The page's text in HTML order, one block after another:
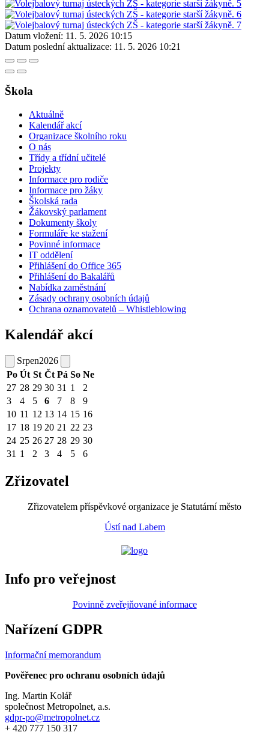
Datum vložení: 11. 5. 2026 10:15
Datum poslední aktualizace: 11. 5. 2026 10:21
Škola
Aktuálně
Kalendář akcí
Organizace školního roku
O nás
Třídy a třídní učitelé
Projekty
Informace pro rodiče
Informace pro žáky
Školská rada
Žákovský parlament
Dokumenty školy
Formuláře ke stažení
Povinné informace
IT oddělení
Přihlášení do Office 365
Přihlášení do Bakalářů
Nabídka zaměstnání
Zásady ochrany osobních údajů
Ochrana oznamovatelů – Whistleblowing
Kalendář akcí
Srpen2026
Po Út St Čt Pá So Ne
27 28 29 30 31 1
2
3
4 5 6 7 8
9
10 11 12 13 14 15 16
17 18 19 20 21 22 23
24 25 26 27 28 29 30
31 1 2 3 4 5 6
Zřizovatel
Zřizovatelem příspěvkové organizace je Statutární město
Ústí nad Labem
Info pro veřejnost
Povinně zveřejňované informace
Nařízení GDPR
Informační memorandum
Pověřenec pro ochranu osobních údajů
Ing. Martin Kolář
společnost Metropolnet, a.s.
gdpr-po@metropolnet.cz
+ 420 777 150 317